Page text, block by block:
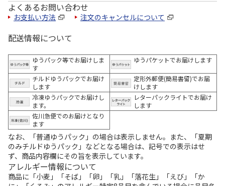
よくあるお問い合わせ
お支払い方法 注文のキャンセルについて
配送情報について
ゆうパック等でお届けしま
す
ゆうパケットでお届けします
チルドゆうパックでお届け
します
定形外郵便(簡易書留)でお届
けします
冷凍ゆうパックでお届けし
ます。
レターパックライトでお届け
します
佐川急便でのお届けとなり
ます
なお、「普通ゆうパック」の場合は表示しません。また、「夏期
のみチルドゆうパック」などとなる場合は、記号での表示はせ
ず、商品内容欄にその旨を表示しています。
アレルギー情報について
商品に「小麦」「そば」「卵」「乳」「落花生」「えび」「か